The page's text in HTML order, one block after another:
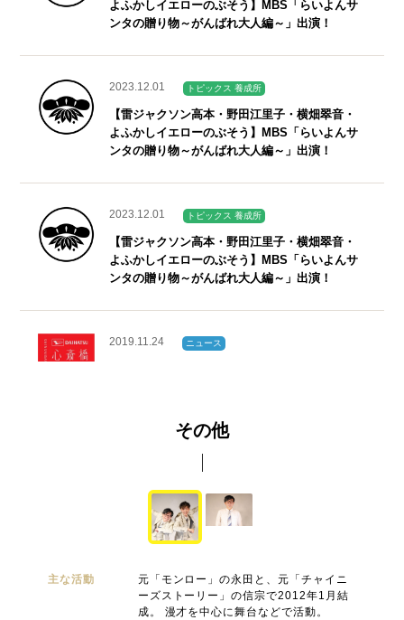
よふかしイエローのぶそう】MBS「らいよんサ
ンタの贈り物～がんばれ大人編～」出演！
2023.12.01 トピックス 養成所
【雷ジャクソン高本・野田江里子・横畑翠音・
よふかしイエローのぶそう】MBS「らいよんサ
ンタの贈り物～がんばれ大人編～」出演！
2023.12.01 トピックス 養成所
【雷ジャクソン高本・野田江里子・横畑翠音・
よふかしイエローのぶそう】MBS「らいよんサ
ンタの贈り物～がんばれ大人編～」出演！
2019.11.24 ニュース
その他
主な活動
元「モンロー」の永田と、元「チャイニ
ーズストーリー」の信宗で2012年1月結
成。 漫才を中心に舞台などで活動。